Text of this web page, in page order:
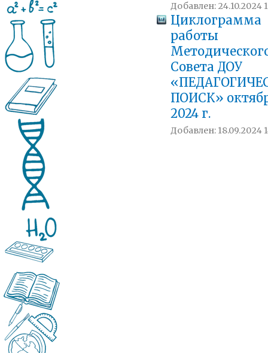
Добавлен: 24.10.2024
Циклограмма
работы
Совета ДОУ
ПОИСК»
2024 г.
Добавлен: 18.09.2024